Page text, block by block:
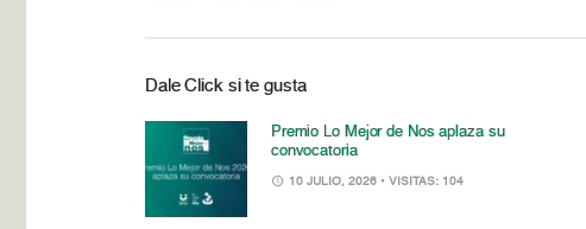
Dale Click si te gusta
Premio Lo Mejor de Nos aplaza su
convocatoria
10 JULIO, 2026 • VISITAS: 104